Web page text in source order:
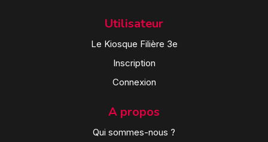
Utilisateur
Le Kiosque Filière 3e
Inscription
Connexion
A propos
Qui sommes-nous ?